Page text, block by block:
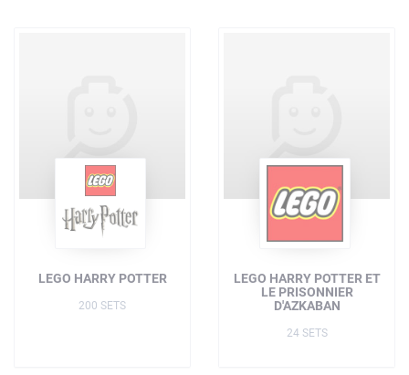
LEGO HARRY POTTER
200 SETS
LEGO HARRY POTTER ET
LE PRISONNIER
D'AZKABAN
24 SETS